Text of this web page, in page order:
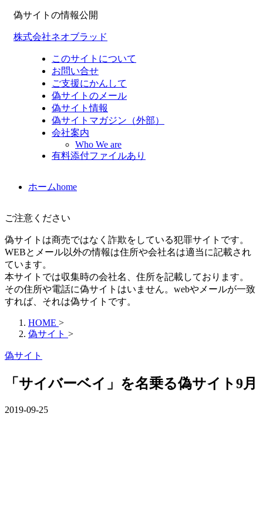
偽サイトの情報公開
株式会社ネオブラッド
このサイトについて
お問い合せ
ご支援にかんして
偽サイトのメール
偽サイト情報
偽サイトマガジン（外部）
会社案内
Who We are
有料添付ファイルあり
ホームhome
ご注意ください
偽サイトは商売ではなく詐欺をしている犯罪サイトです。
WEBとメール以外の情報は住所や会社名は適当に記載され
ています。
本サイトでは収集時の会社名、住所を記載しております。
その住所や電話に偽サイトはいません。webやメールが一致
すれば、それは偽サイトです。
HOME >
偽サイト >
偽サイト
「サイバーベイ」を名乗る偽サイト9月
2019-09-25